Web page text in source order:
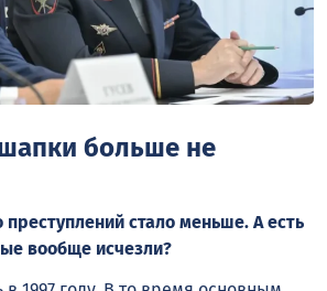
больше не
преступлений стало меньше. А есть
вообще исчезли?